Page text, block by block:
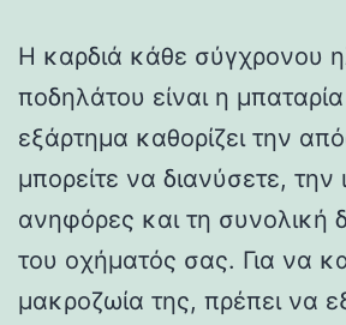
Η καρδιά κάθε σύγχρονου
ποδηλάτου είναι η
εξάρτημα καθορίζει την
μπορείτε να διανύσετε, την
ανηφόρες και τη συνολική
του οχήματός σας. Για να
μακροζωία της, πρέπει να